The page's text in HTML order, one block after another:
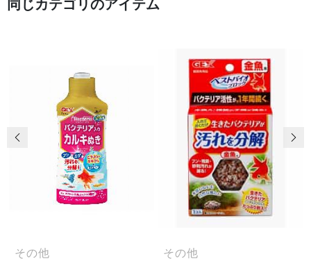
同じカテゴリのアイテム
その他
その他
前の画像 次